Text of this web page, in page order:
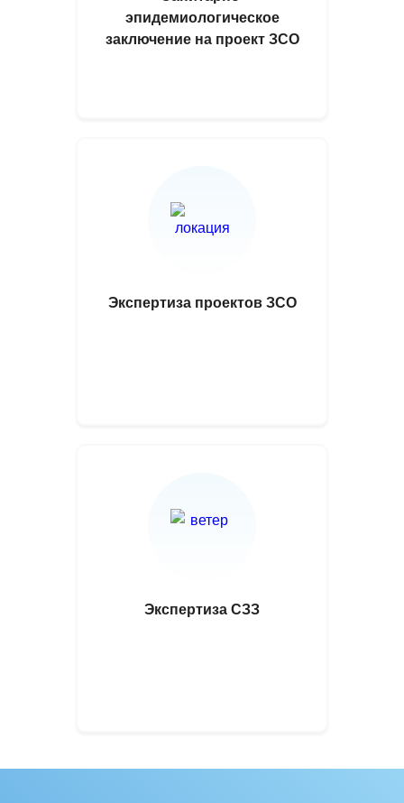
эпидемиологическое
заключение на проект ЗСО
Экспертиза проектов ЗСО
Экспертиза СЗЗ